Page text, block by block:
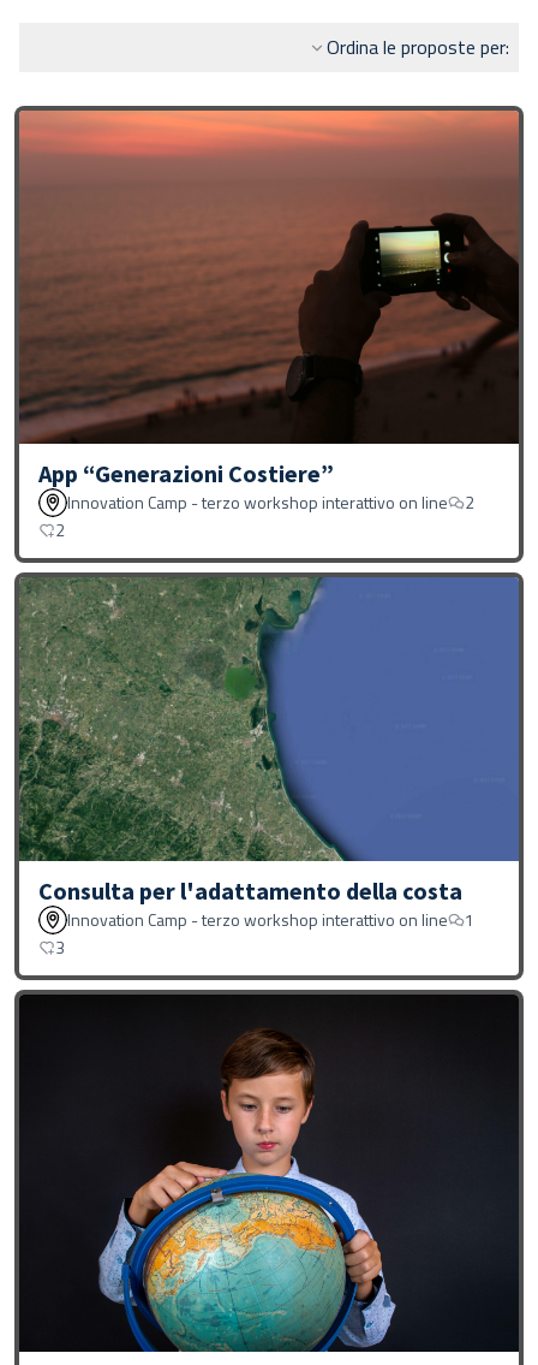
Ordina le proposte per:
App “Generazioni Costiere”
Innovation Camp - terzo workshop interattivo on line
2
2
Consulta per l'adattamento della costa
Innovation Camp - terzo workshop interattivo on line
1
3